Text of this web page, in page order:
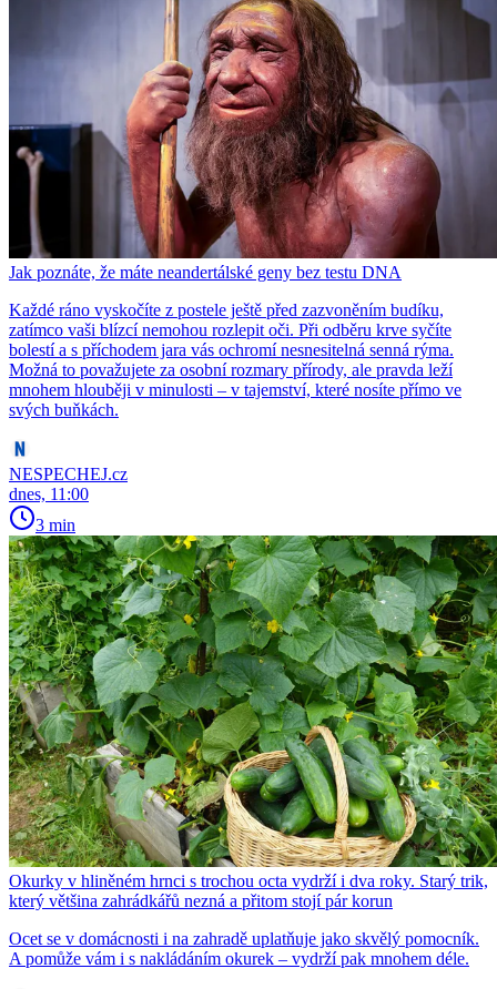
Jak poznáte, že máte neandertálské geny bez testu DNA
Každé ráno vyskočíte z postele ještě před zazvoněním budíku,
zatímco vaši blízcí nemohou rozlepit oči. Při odběru krve syčíte
bolestí a s příchodem jara vás ochromí nesnesitelná senná rýma.
Možná to považujete za osobní rozmary přírody, ale pravda leží
mnohem hlouběji v minulosti – v tajemství, které nosíte přímo ve
svých buňkách.
NESPECHEJ.cz
dnes, 11:00
3 min
Okurky v hliněném hrnci s trochou octa vydrží i dva roky. Starý trik,
který většina zahrádkářů nezná a přitom stojí pár korun
Ocet se v domácnosti i na zahradě uplatňuje jako skvělý pomocník.
A pomůže vám i s nakládáním okurek – vydrží pak mnohem déle.